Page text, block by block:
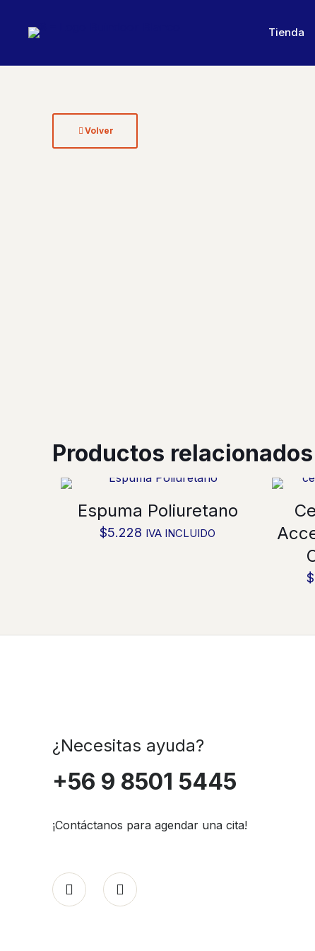
Tienda
Volver
Productos relacionados
Espuma Poliuretano
$5.228 IVA INCLUIDO
$
¿Necesitas ayuda?
+56 9 8501 5445
¡Contáctanos para agendar una cita!